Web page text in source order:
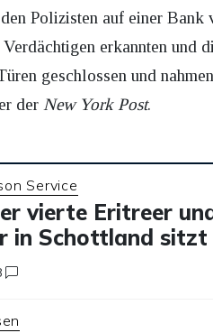
Polizisten auf einer
erkannten und
geschlossen und
der New York Post.
Service
vierte Eritreer
in Schottland sitzt